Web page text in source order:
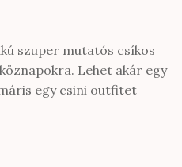
szuper mutatós csíkos
Lehet akár egy
egy csini outfitet